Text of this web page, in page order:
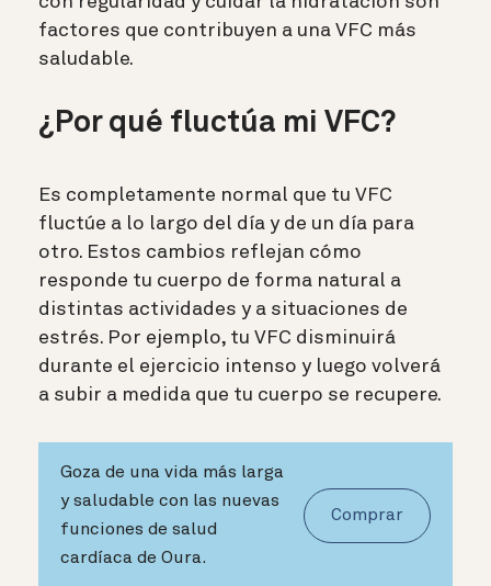
factores que contribuyen a una VFC más
saludable.
¿Por qué fluctúa mi VFC?
Es completamente normal que tu VFC
fluctúe a lo largo del día y de un día para
otro. Estos cambios reflejan cómo
responde tu cuerpo de forma natural a
distintas actividades y a situaciones de
estrés. Por ejemplo, tu VFC disminuirá
durante el ejercicio intenso y luego volverá
a subir a medida que tu cuerpo se recupere.
Goza de una vida más larga
y saludable con las nuevas
funciones de salud
cardíaca de Oura.
Comprar